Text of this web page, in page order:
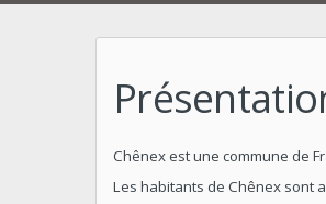
Chênex est une commune de
Les habitants de Chênex sont